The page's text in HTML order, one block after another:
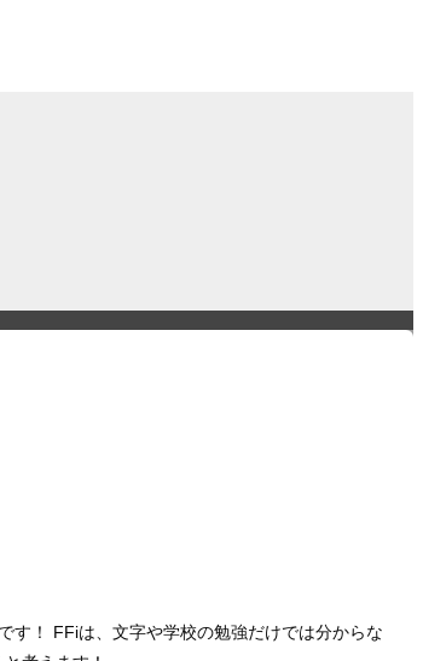
す！ FFiは、文字や学校の勉強だけでは分からな